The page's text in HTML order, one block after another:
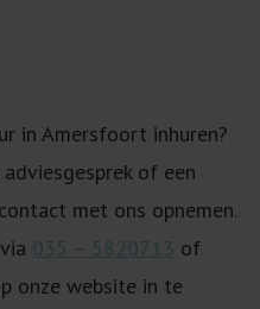
in Amersfoort inhuren?
of een
met ons opnemen.
035 – 5820713 of
onze website in te